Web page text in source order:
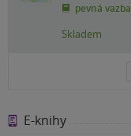
pevná vazba
Skladem
E-knihy